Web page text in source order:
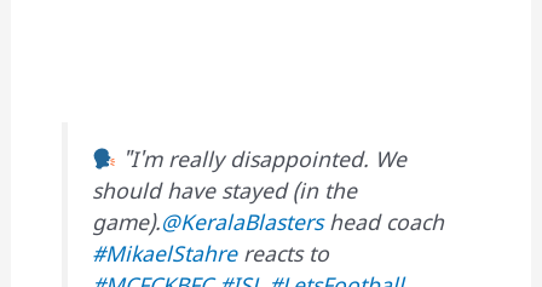
"I'm really disappointed. We
should have stayed (in the
game).@KeralaBlastershead coach
#MikaelStahrereacts to